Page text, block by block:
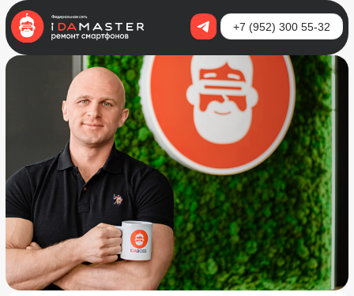
+7 (952) 300 55-32
Привет. Меня зовут
Сергей Чупраков,
я основатель франшизы
iDAMASTER